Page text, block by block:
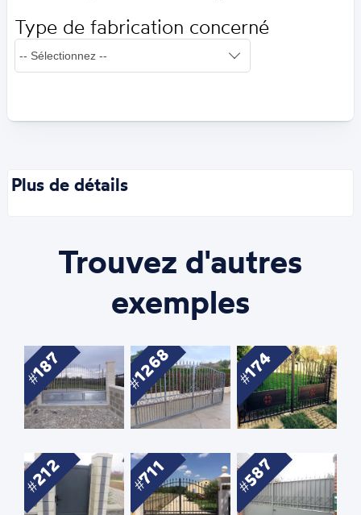
Type de fabrication concerné
Plus de détails
Trouvez d'autres
exemples
187 1268 174
212 711 587